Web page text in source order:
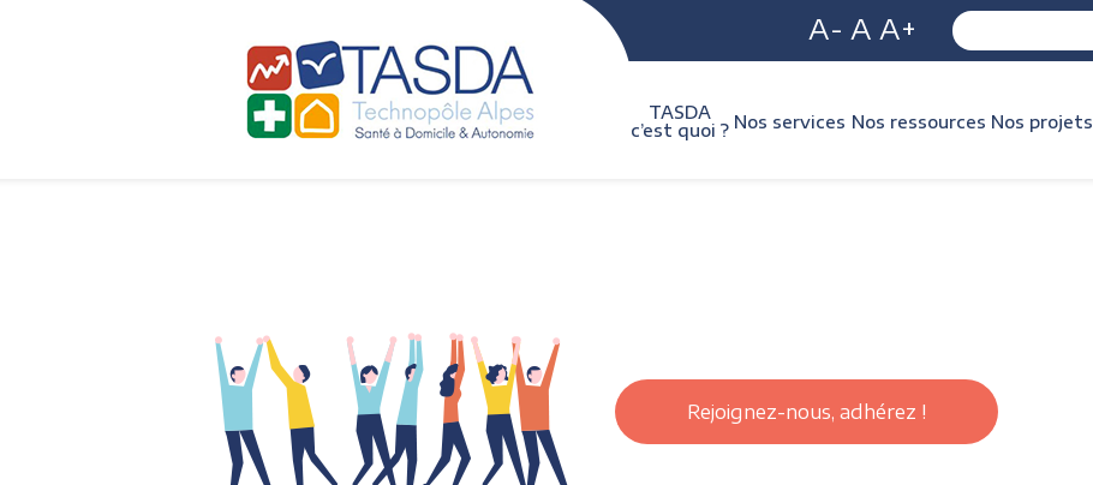
A- A A+
TASDA
c’est quoi ? Nos services Nos ressources Nos projets
Rejoignez-nous, adhérez !